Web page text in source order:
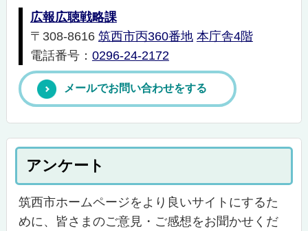
広報広聴戦略課
〒308-8616 筑西市丙360番地 本庁舎4階
電話番号： 0296-24-2172
メールでお問い合わせをする
アンケート
筑西市ホームページをより良いサイトにするた
めに、皆さまのご意見・ご感想をお聞かせくだ